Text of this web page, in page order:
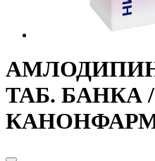
ТАБ. БАНКА /